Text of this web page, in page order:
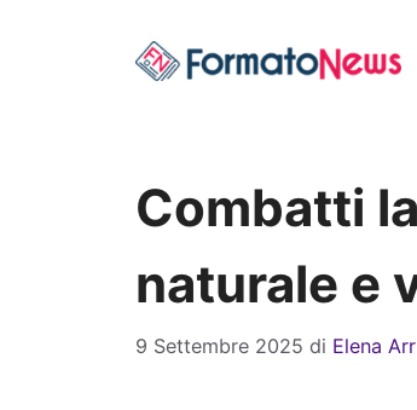
Combatti
naturale e
9 Settembre 2025 di Elena